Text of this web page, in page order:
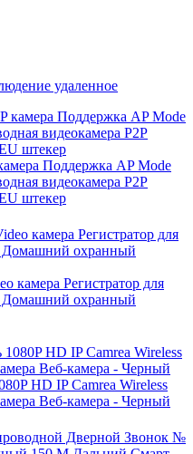
Поддержка AP Mode
видеокамера P2P
штекер
камера Регистратор для
Домашний охранный
HD IP Camrea Wireless
Веб-камера - Черный